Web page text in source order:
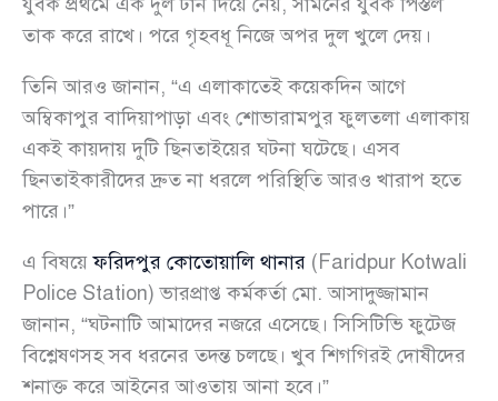
যুবক প্রথমে এক দুল টান দিয়ে নেয়, সামনের যুবক পিস্তল
তাক করে রাখে। পরে গৃহবধূ নিজে অপর দুল খুলে দেয়।
তিনি আরও জানান, “এ এলাকাতেই কয়েকদিন আগে
অম্বিকাপুর বাদিয়াপাড়া এবং শোভারামপুর ফুলতলা এলাকায়
একই কায়দায় দুটি ছিনতাইয়ের ঘটনা ঘটেছে। এসব
ছিনতাইকারীদের দ্রুত না ধরলে পরিস্থিতি আরও খারাপ হতে
পারে।”
এ বিষয়েফরিদপুর কোতোয়ালি থানার (Faridpur Kotwali
Police Station) ভারপ্রাপ্ত কর্মকর্তা মো. আসাদুজ্জামান
জানান, “ঘটনাটি আমাদের নজরে এসেছে। সিসিটিভি ফুটেজ
বিশ্লেষণসহ সব ধরনের তদন্ত চলছে। খুব শিগগিরই দোষীদের
শনাক্ত করে আইনের আওতায় আনা হবে।”